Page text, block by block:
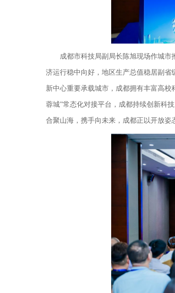
成都市科技局副局长陈旭现场作城
济运行稳中向好，地区生产总值稳居副省
新中心重要承载城市，成都拥有丰富高
蓉城”常态化对接平台，成都持续创新科
合聚山海，携手向未来，成都正以开放姿